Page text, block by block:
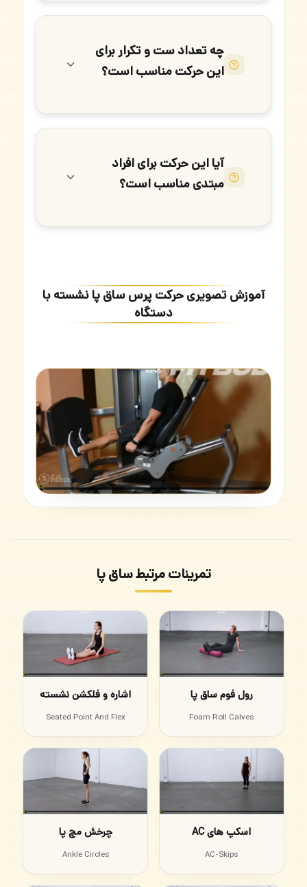
چه تعداد ست و تکرار برای
این حرکت مناسب است؟
آیا این حرکت برای افراد
مبتدی مناسب است؟
آموزش تصویری حرکت پرس ساق پا نشسته با
دستگاه
تمرینات مرتبط ساق پا
رول فوم ساق پا
Foam Roll Calves
اشاره و فلکشن نشسته
Seated Point And Flex
اسکپ های AC
AC-Skips
چرخش مچ پا
Ankle Circles